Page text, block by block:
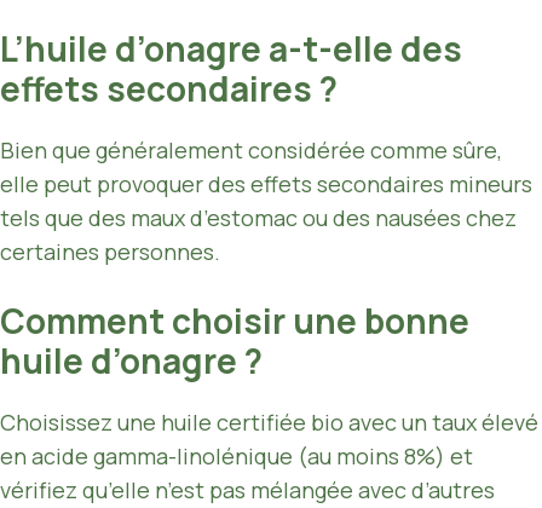
L’huile d’onagre a-t-elle des
effets secondaires ?
Bien que généralement considérée comme sûre,
elle peut provoquer des effets secondaires mineurs
tels que des maux d’estomac ou des nausées chez
certaines personnes.
Comment choisir une bonne
huile d’onagre ?
Choisissez une huile certifiée bio avec un taux élevé
en acide gamma-linolénique (au moins 8%) et
vérifiez qu’elle n’est pas mélangée avec d’autres